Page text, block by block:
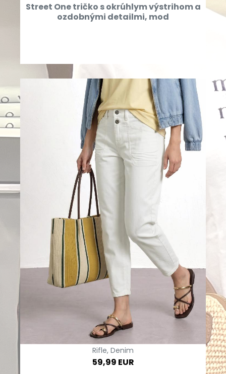
Street One tričko s okrúhlym výstrihom a
ozdobnými detailmi, mod
Rifle, Denim
59,99 EUR